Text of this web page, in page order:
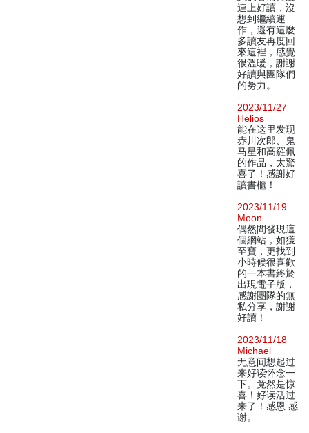
連上好讀，沒
想到繼續運
作，還有這麼
多讀友再度回
來這裡，感覺
很溫暖，謝謝
好讀與團隊們
的努力。
2023/11/27
Helios
能在这里发现
赤川次郎、鬼
马星和高羅佩
的作品，太驚
喜了！感謝好
讀書櫃！
2023/11/19
Moon
偶然間發現這
個網站，如獲
至寶，更找到
小時候很喜歡
的一本書終於
出現電子版，
感謝團隊的無
私分享，謝謝
好讀！
2023/11/18
Michael
无意间想起过
来好读怀念一
下。竟然是惊
喜！好读活过
来了！感恩 感
谢。